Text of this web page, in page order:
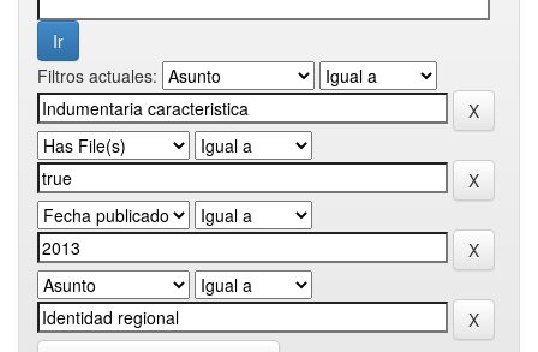
Filtros actuales: